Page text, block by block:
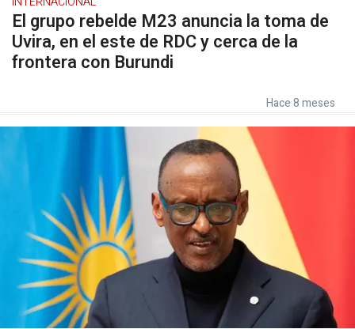
El grupo rebelde M23 anuncia la toma de
Uvira, en el este de RDC y cerca de la
frontera con Burundi
Hace 8 meses